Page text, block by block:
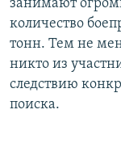
занимают
количество
тонн. Тем не
никто из
следствию
поиска.